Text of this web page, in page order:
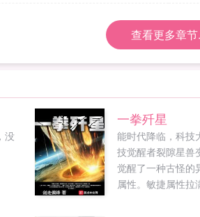
查看更多章节
没
一拳歼星
能时代降临，科技
技觉醒者裂隙星兽
觉醒了一种古怪的
属性。敏捷属性拉